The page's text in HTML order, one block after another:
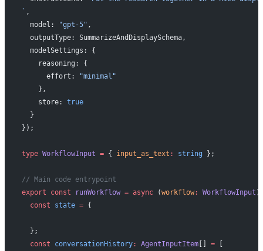
` ,
  model:
"gpt-5" ,
  outputType: SummarizeAndDisplaySchema,
  modelSettings: {
    reasoning: {
      effort:
"minimal"
    },
    store:
true
  }
});
type WorkflowInput = { input_as_text : string };
// Main code entrypoint
export const runWorkflow = async (workflow: WorkflowInput
  const
state = {
  };
  const
conversationHistory: AgentInputItem[] = [